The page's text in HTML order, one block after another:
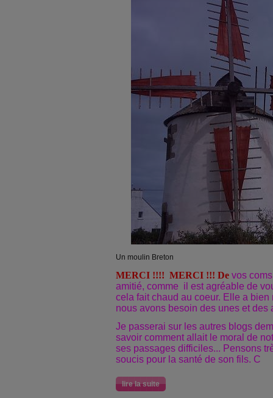
Un moulin Breton
MERCI !!!! MERCI !!! De vos
amitié, comme il est agréable de
cela fait chaud au coeur. Elle a
nous avons besoin des unes et des
Je passerai sur les autres blogs
savoir comment allait le moral de
ses passages difficiles... Pensons
soucis pour la santé de son fils. C
lire la suite